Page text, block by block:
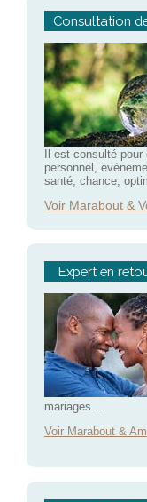
Consultation
Il est consulté
personnel,
santé, chance,
Voir Marabout &
Expert en
mariages....
Voir Marabout &